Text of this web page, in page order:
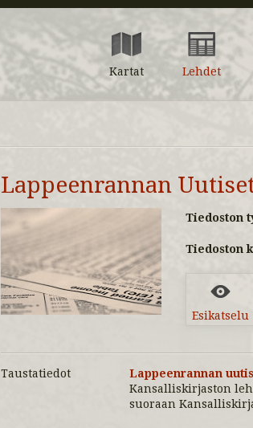
Kartat Lehdet
Lappeenrannan
Tiedoston
Tiedoston
Esikatselu
Taustatiedot
Lappeenrannan
Kansalliskirjaston
suoraan